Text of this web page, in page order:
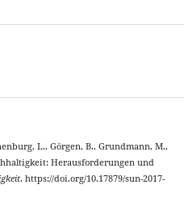
L., Görgen, B., Grundmann, M.,
Herausforderungen und
. https://doi.org/10.17879/sun-2017-